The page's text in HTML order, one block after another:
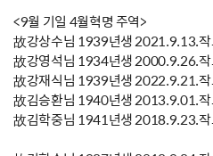
<9월 기일 4월혁명 주역>
故강상수님 1939년생 2021.9.13.작
故강영석님 1934년생 2000.9.26.작
故강재식님 1939년생 2022.9.21.작
故김승환님 1940년생 2013.9.01.작
故김학중님 1941년생 2018.9.23.작